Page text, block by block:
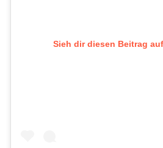
Sieh dir diesen Beitrag